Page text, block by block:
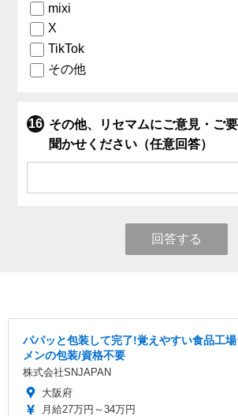
mixi
X
TikTok
その他
その他、リセマムにご意見・ご
聞かせください（任意回答）
回答する
パパッと包装して完了!覚えやすい食品工
メンの包装/資格不要
株式会社SNJAPAN
大阪府
月給27万円～34万円